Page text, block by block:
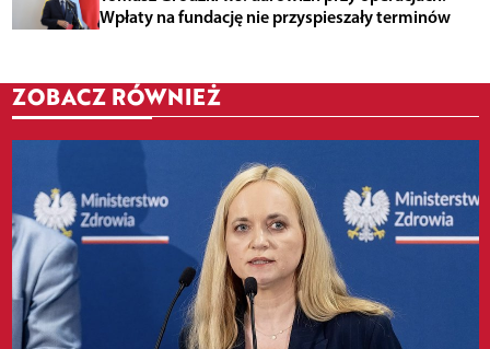
Wpłaty na fundację nie przyspieszały terminów
ZOBACZ RÓWNIEŻ